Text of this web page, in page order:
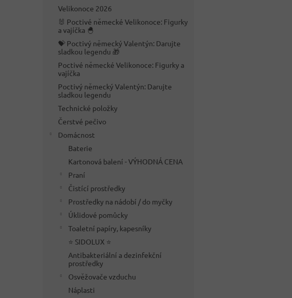
Velikonoce 2026
🐰 Poctivé německé Velikonoce: Figurky
a vajíčka 🐣
💝 Poctivý německý Valentýn: Darujte
sladkou legendu 🎁
Poctivé německé Velikonoce: Figurky a
vajíčka
Poctivý německý Valentýn: Darujte
sladkou legendu
Technické položky
Čerstvé pečivo
Domácnost
Baterie
Kartonová balení - VÝHODNÁ CENA
Praní
Čistící prostředky
Prostředky na nádobí / do myčky
Úklidové pomůcky
Toaletní papíry, kapesníky
⭐ SIDOLUX ⭐
Antibakteriální a dezinfekční
prostředky
Osvěžovače vzduchu
Náplasti